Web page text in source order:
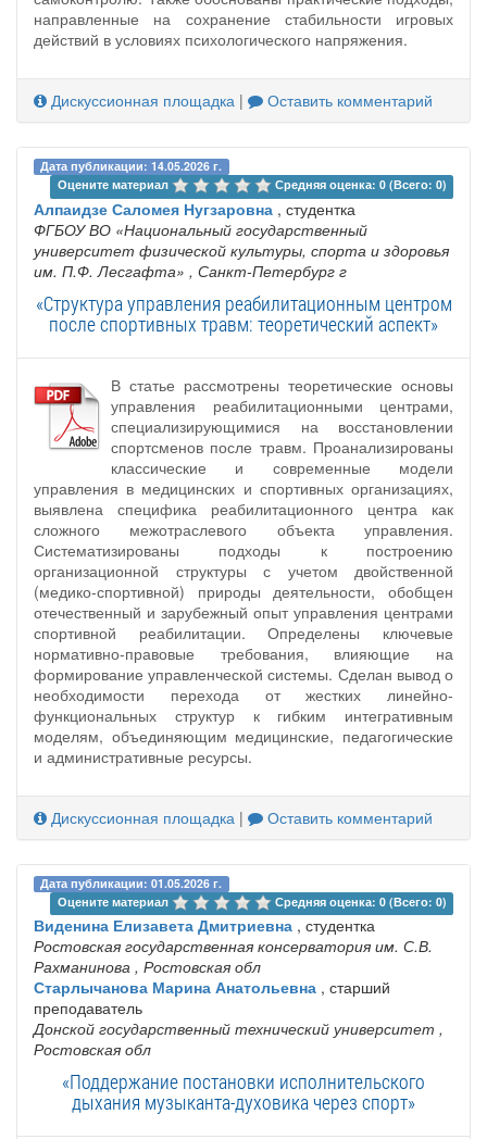
направленные на сохранение стабильности игровых
действий в условиях психологического напряжения.
Дискуссионная площадка | Оставить комментарий
Дата публикации: 14.05.2026 г.
Оцените материал
Средняя оценка: 0 (Всего: 0)
Алпаидзе Саломея Нугзаровна , студентка
ФГБОУ ВО «Национальный государственный
университет физической культуры, спорта и здоровья
им. П.Ф. Лесгафта» , Санкт-Петербург г
«Структура управления реабилитационным центром
после спортивных травм: теоретический аспект»
В статье рассмотрены теоретические основы
управления реабилитационными центрами,
специализирующимися на восстановлении
спортсменов после травм. Проанализированы
классические и современные модели
управления в медицинских и спортивных организациях,
выявлена специфика реабилитационного центра как
сложного межотраслевого объекта управления.
Систематизированы подходы к построению
организационной структуры с учетом двойственной
(медико-спортивной) природы деятельности, обобщен
отечественный и зарубежный опыт управления центрами
спортивной реабилитации. Определены ключевые
нормативно-правовые требования, влияющие на
формирование управленческой системы. Сделан вывод о
необходимости перехода от жестких линейно-
функциональных структур к гибким интегративным
моделям, объединяющим медицинские, педагогические
и административные ресурсы.
Дискуссионная площадка | Оставить комментарий
Дата публикации: 01.05.2026 г.
Оцените материал
Средняя оценка: 0 (Всего: 0)
Виденина Елизавета Дмитриевна , студентка
Ростовская государственная консерватория им. С.В.
Рахманинова , Ростовская обл
Старлычанова Марина Анатольевна , старший
преподаватель
Донской государственный технический университет ,
Ростовская обл
«Поддержание постановки исполнительского
дыхания музыканта-духовика через спорт»